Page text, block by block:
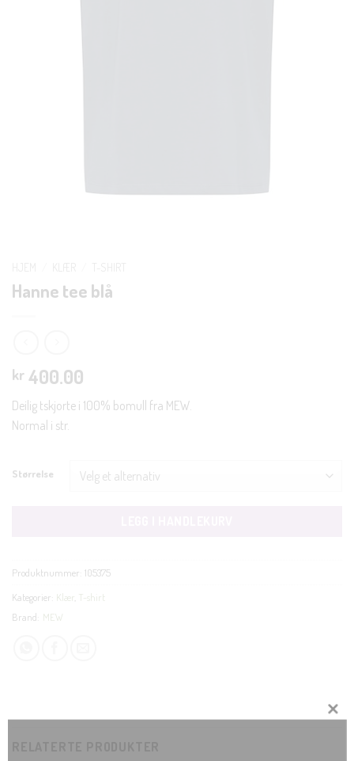
Hanne tee blå
kr 400.00
Deilig tskjorte i 100% bomull fra MEW.
Normal i str.
Størrelse
Produktnummer: 105375
Kategorier: Klær T-shirt
Brand: MEW